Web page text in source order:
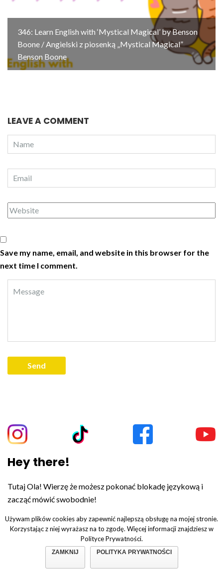
346: Learn English with ‘Mystical Magical’ by Benson
Boone / Angielski z piosenką „Mystical Magical”
Benson Boone
LEAVE A COMMENT
Save my name, email, and website in this browser for the
next time I comment.
Hey there!
Tutaj Ola! Wierzę że możesz pokonać blokadę językową i
zacząć mówić swobodnie!
© Copyright 2019. All Rights Reserved.Polityka prywatności.
Regulamin
Używam plików cookies aby zapewnić najlepszą obsługę na mojej stronie.
Korzystając z niej wyrażasz na to zgodę. Więcej informacji znajdziesz w
Polityce Prywatności.
ZAMKNIJ POLITYKA PRYWATNOŚCI